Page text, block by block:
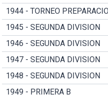
1944 - TORNEO
1945 - SEGUNDA DIVISION
1946 - SEGUNDA DIVISION
1947 - SEGUNDA DIVISION
1948 - SEGUNDA DIVISION
1949 - PRIMERA B